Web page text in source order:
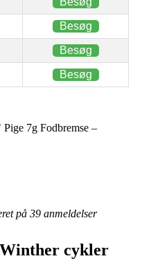
Besøg
Besøg
Besøg
7g Fodbremse –
på 39 anmeldelser
cykler